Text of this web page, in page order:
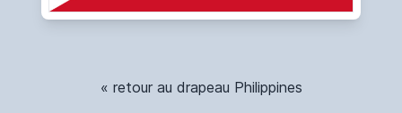
« retour au drapeau Philippines